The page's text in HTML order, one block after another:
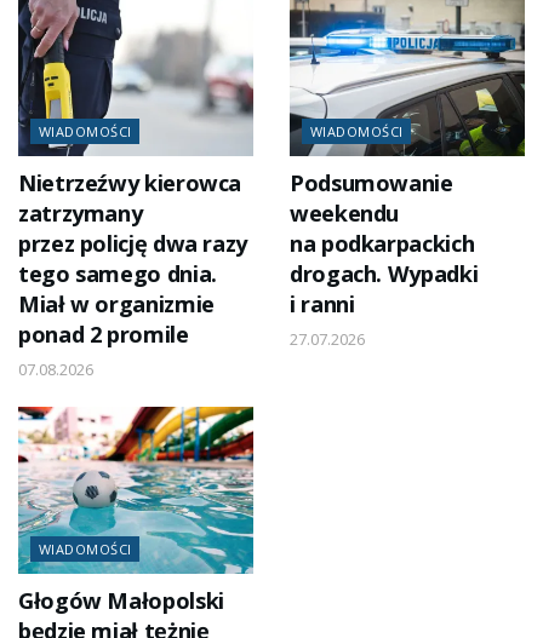
WIADOMOŚCI
Nietrzeźwy kierowca
zatrzymany
przez policję dwa razy
tego samego dnia.
Miał w organizmie
ponad 2 promile
07.08.2026
WIADOMOŚCI
Podsumowanie
weekendu
na podkarpackich
drogach. Wypadki
i ranni
27.07.2026
WIADOMOŚCI
Głogów Małopolski
będzie miał tężnię